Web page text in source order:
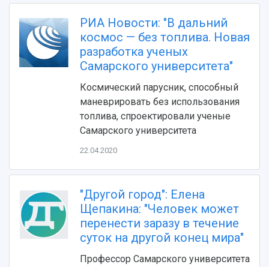
Официальные документы
РИА Новости: "В дальний
космос — без топлива. Новая
разработка ученых
Самарского университета"
Космический парусник, способный
маневрировать без использования
топлива, спроектировали ученые
Самарского университета
22.04.2020
"Другой город": Елена
Щепакина: "Человек может
перенести заразу в течение
суток на другой конец мира"
Профессор Самарского университета